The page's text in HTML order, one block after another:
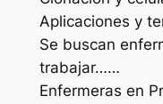
Aplicaciones y
Se buscan
trabajar……
Enfermeras en